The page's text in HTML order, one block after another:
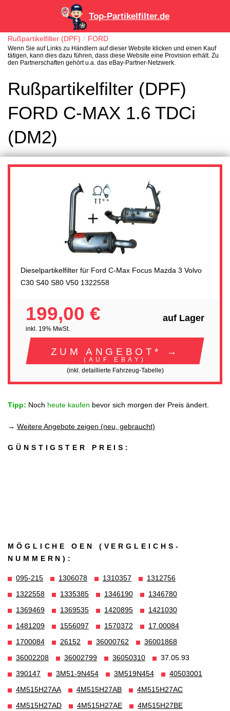
Top-Partikelfilter.de
Rußpartikelfilter (DPF) FORD
Wenn Sie auf Links zu Händlern auf dieser Website klicken und einen Kauf
tätigen, kann dies dazu führen, dass diese Website eine Provision erhält. Zu
den Partnerschaften gehört u.a. das eBay-Partner-Netzwerk.
Rußpartikelfilter (DPF)
FORD C-MAX 1.6 TDCi
(DM2)
Dieselpartikelfilter für Ford C-Max Focus Mazda 3 Volvo
C30 S40 S80 V50 1322558
199,00 €
inkl. 19% MwSt.
auf Lager
ZUM ANGEBOT* →
(AUF EBAY)
(inkl. detaillierte Fahrzeug-Tabelle)
Tipp: Noch heute kaufen bevor sich morgen der Preis ändert.
→ Weitere Angebote zeigen (neu, gebraucht)
GÜNSTIGSTER PREIS:
MÖGLICHE OEN (VERGLEICHS­
NUMMERN):
095-215 1306078 1310357
1312756
1322558
1335385 1346190
1346780
1369469
1369535 1420895
1421030
1481209
1556097 1570372
17.00084
1700084
26152 36000762
36001868
36002208
36002799 36050310
37.05.93
390147
3M51-9N454 3M519N454
40503001
4M515H27AA
4M515H27AB
4M515H27AC
4M515H27AD
4M515H27AE
4M515H27BE